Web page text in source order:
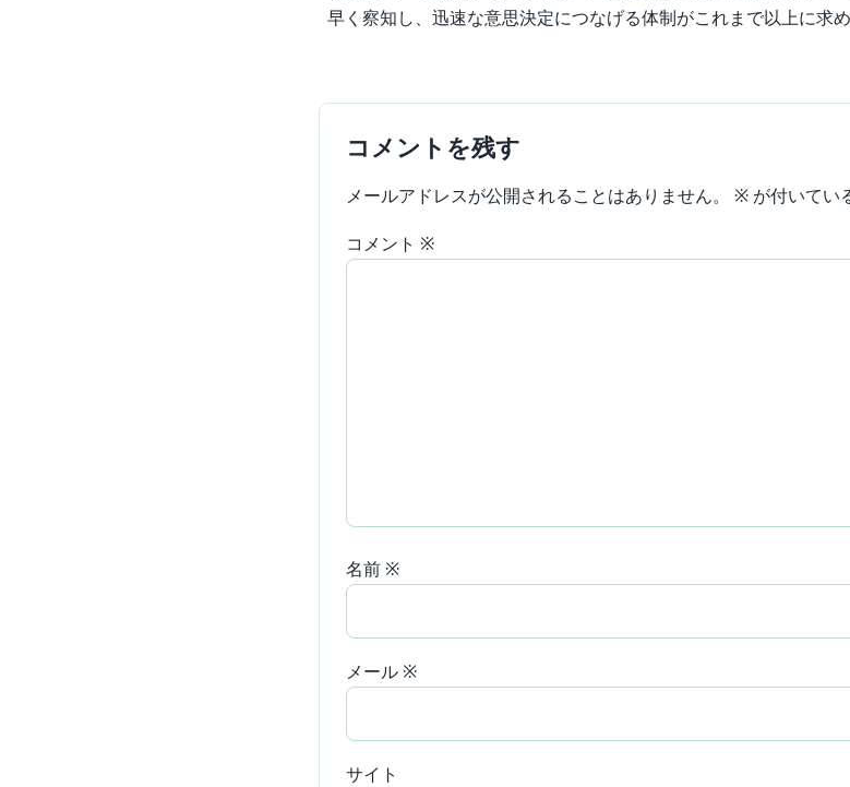
早く察知し、迅速な意思決定につなげる体制がこれまで以上に求め
コメントを残す
メールアドレスが公開されることはありません。 ※ が付いてい
コメント ※
名前 ※
メール ※
サイト